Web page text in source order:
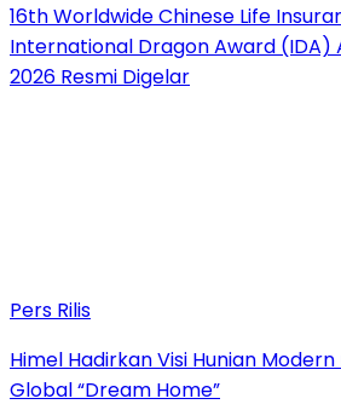
16th Worldwide Chinese Life
International Dragon Award (IDA)
2026 Resmi Digelar
Pers Rilis
Himel Hadirkan Visi Hunian
Global “Dream Home”